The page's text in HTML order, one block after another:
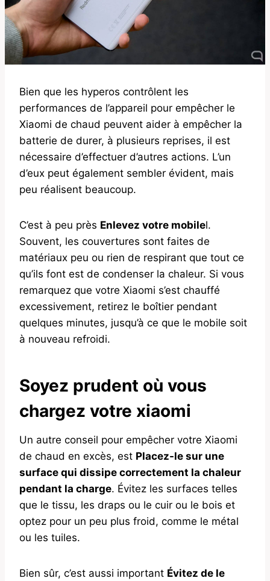
Bien que les hyperos contrôlent les
performances de l’appareil pour empêcher le
Xiaomi de chaud peuvent aider à empêcher la
batterie de durer, à plusieurs reprises, il est
nécessaire d’effectuer d’autres actions. L’un
d’eux peut également sembler évident, mais
peu réalisent beaucoup.
C’est à peu près Enlevez votre mobilel.
Souvent, les couvertures sont faites de
matériaux peu ou rien de respirant que tout ce
qu’ils font est de condenser la chaleur. Si vous
remarquez que votre Xiaomi s’est chauffé
excessivement, retirez le boîtier pendant
quelques minutes, jusqu’à ce que le mobile soit
à nouveau refroidi.
Soyez prudent où vous
chargez votre xiaomi
Un autre conseil pour empêcher votre Xiaomi
de chaud en excès, est Placez-le sur une
surface qui dissipe correctement la chaleur
pendant la charge. Évitez les surfaces telles
que le tissu, les draps ou le cuir ou le bois et
optez pour un peu plus froid, comme le métal
ou les tuiles.
Bien sûr, c’est aussi important Évitez de le